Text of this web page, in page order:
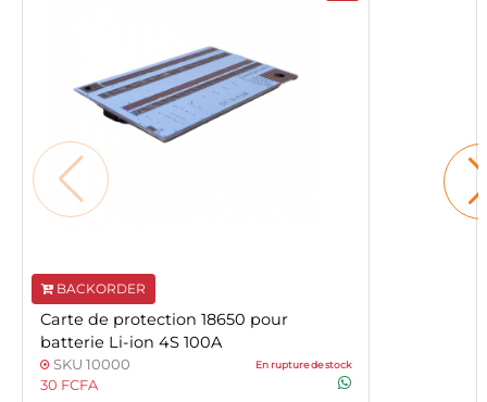
BACKORDER
Carte de protection 18650 pour
batterie Li-ion 4S 100A
SKU 10000 En rupture de stock
30 FCFA